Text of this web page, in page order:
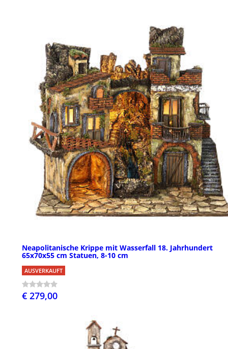
Neapolitanische Krippe mit Wasserfall 18. Jahrhundert
65x70x55 cm Statuen, 8-10 cm
AUSVERKAUFT
€ 279,00